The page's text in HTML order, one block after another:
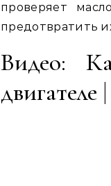
проверяет
предотвратить
Видео:
двигателе